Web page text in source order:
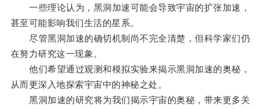
一些理论认为，黑洞加速可能会导致宇宙的扩张加速，
甚至可能影响我们生活的星系。
尽管黑洞加速的确切机制尚不完全清楚，但科学家们仍
在努力研究这一现象。
他们希望通过观测和模拟实验来揭示黑洞加速的奥秘，
从而更深入地探索宇宙中的神秘之处。
黑洞加速的研究将为我们揭示宇宙的奥秘，带来更多关